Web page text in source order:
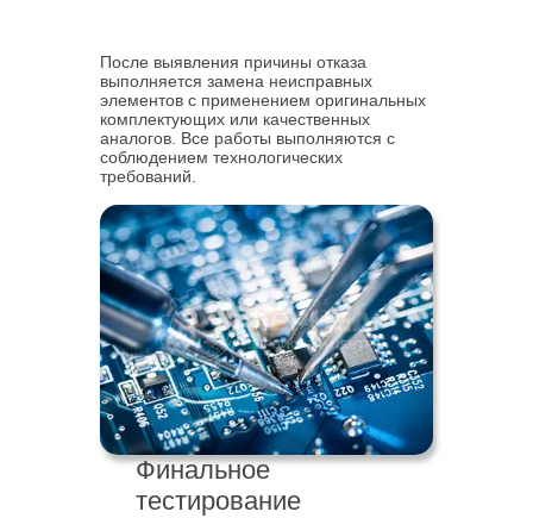
После выявления причины отказа
выполняется замена неисправных
элементов с применением оригинальных
комплектующих или качественных
аналогов. Все работы выполняются с
соблюдением технологических
требований.
Финальное
тестирование